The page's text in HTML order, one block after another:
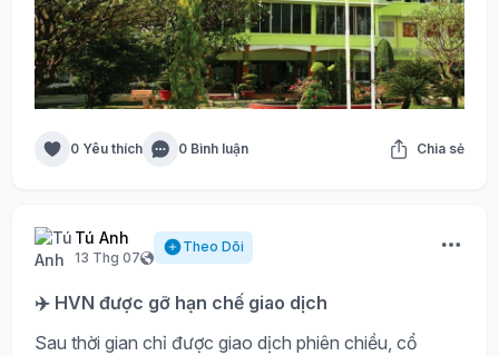
0 Yêu thích 0 Bình luận Chia sẻ
Tú Anh
13 Thg 07
Theo Dõi
✈️ HVN được gỡ hạn chế giao dịch
Sau thời gian chỉ được giao dịch phiên chiều, cổ